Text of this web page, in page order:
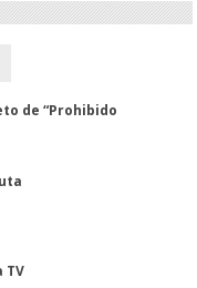
de “Prohibido
TV